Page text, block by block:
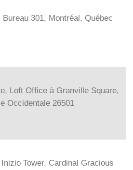
301, Montréal, Québec
Loft Office à Granville Square,
Occidentale 26501
Tower, Cardinal Gracious